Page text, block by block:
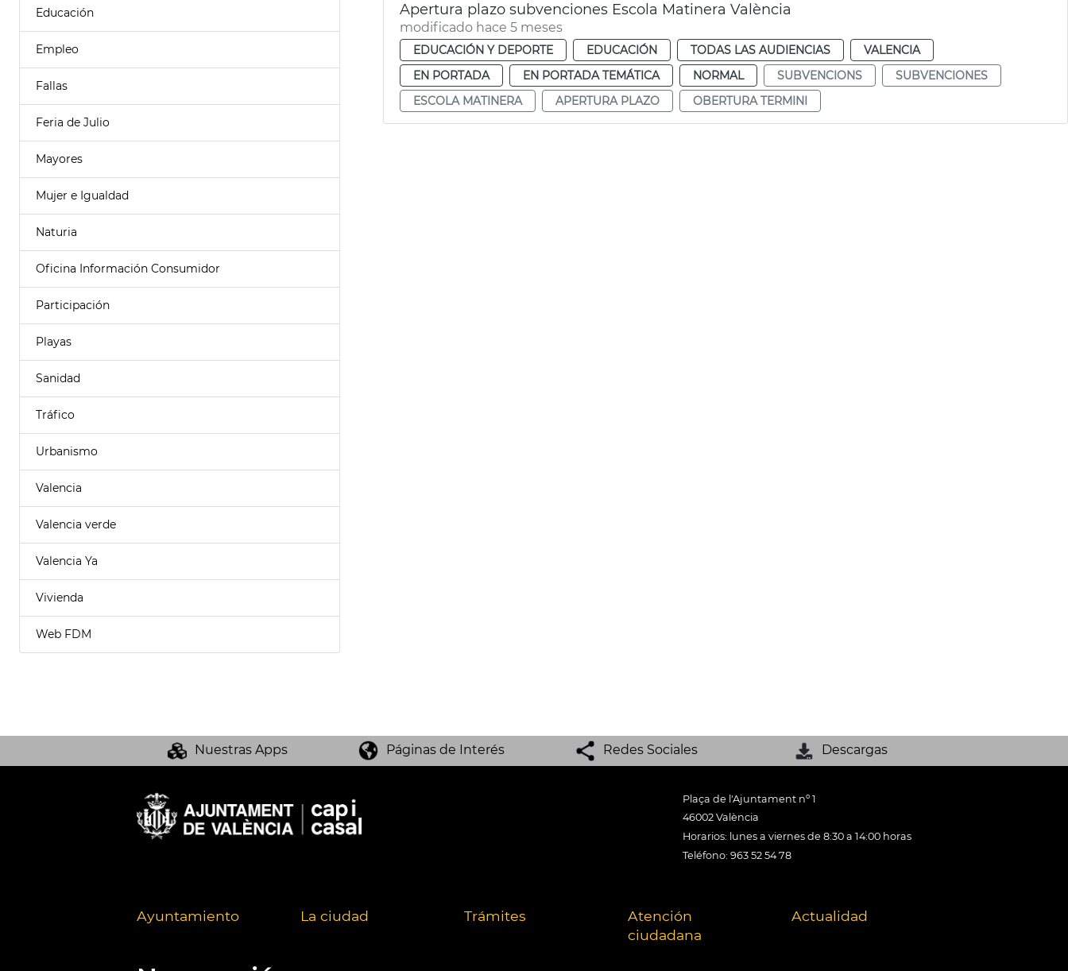
Educación
Empleo
Fallas
Feria de Julio
Mayores
Mujer e Igualdad
Naturia
Oficina Información Consumidor
Participación
Playas
Sanidad
Tráfico
Urbanismo
Valencia
Valencia verde
Valencia Ya
Vivienda
Web FDM
Apertura plazo subvenciones Escola Matinera València
modificado hace 5 meses
EDUCACIÓN Y DEPORTE EDUCACIÓN TODAS LAS AUDIENCIAS
VALENCIA
EN PORTADA
EN PORTADA TEMÁTICA NORMAL SUBVENCIONS
SUBVENCIONES
ESCOLA MATINERA
APERTURA PLAZO OBERTURA TERMINI
Nuestras Apps Páginas de Interés Redes Sociales Descargas
Plaça de l'Ajuntament nº 1
46002 València
Horarios: lunes a viernes de 8:30 a 14:00 horas
Teléfono: 963 52 54 78
Ayuntamiento La ciudad Trámites
Atención
ciudadana
Actualidad